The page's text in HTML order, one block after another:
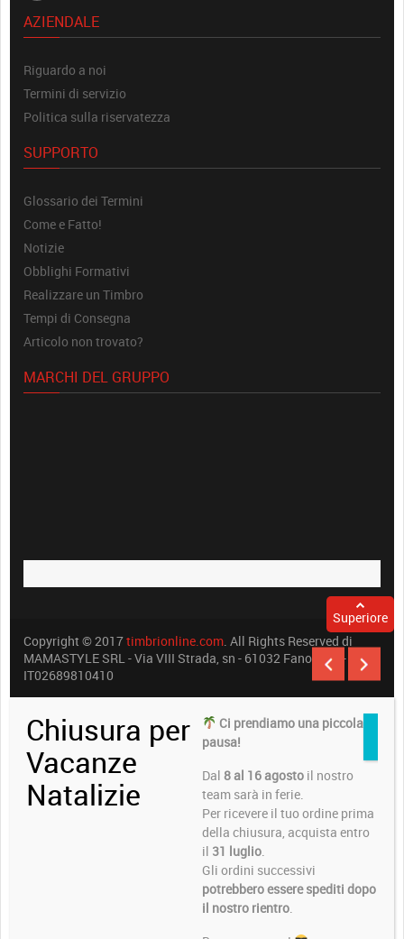
AZIENDALE
Riguardo a noi
Termini di servizio
Politica sulla riservatezza
SUPPORTO
Glossario dei Termini
Come e Fatto!
Notizie
Obblighi Formativi
Realizzare un Timbro
Tempi di Consegna
Articolo non trovato?
MARCHI DEL GRUPPO
Copyright © 2017timbrionline.com . All Rights Reserved di
MAMASTYLE SRL - Via VIII Strada, sn - 61032 Fano (PU) -
IT02689810410
Superiore
Chiusura per
Vacanze
Natalizie
Ci prendiamo una piccola
pausa!
Dal 8 al 16 agosto il nostro
team sarà in ferie.
Per ricevere il tuo ordine prima
della chiusura, acquista entro
il 31 luglio
Gli ordini successivi
potrebbero essere spediti dopo
il nostro rientro